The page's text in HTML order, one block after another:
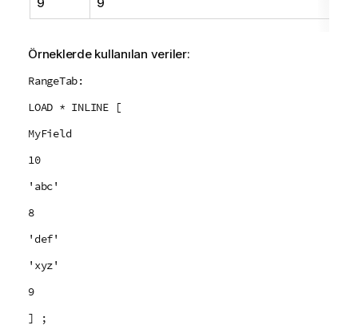
Örneklerde kullanılan veriler:
RangeTab:
LOAD * INLINE [
MyField
10
'abc'
8
'def'
'xyz'
9
] ;